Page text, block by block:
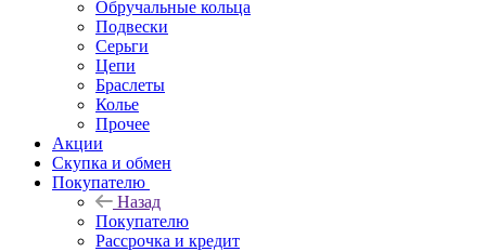
Обручальные кольца
Подвески
Серьги
Цепи
Браслеты
Колье
Прочее
Акции
Скупка и обмен
Покупателю
Назад
Покупателю
Рассрочка и кредит